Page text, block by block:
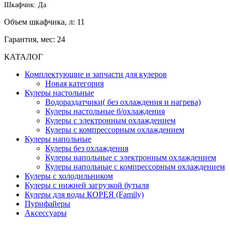
Шкафчик: Да
Объем шкафчика, л: 11
Гарантия, мес: 24
КАТАЛОГ
Комплектующие и запчасти для кулеров
Новая категория
Кулеры настольные
Водораздатчики( без охлаждения и нагрева)
Кулеры настольные б/охлаждения
Кулеры с электронным охлаждением
Кулеры с компрессорным охлаждением
Кулеры напольные
Кулеры без охлаждения
Кулеры напольные с электронным охлаждением
Кулеры напольные с компрессорным охлаждением
Кулеры с холодильником
Кулеры с нижней загрузкой бутыля
Кулеры для воды КОРЕЯ (Family)
Пурифайеры
Аксессуары